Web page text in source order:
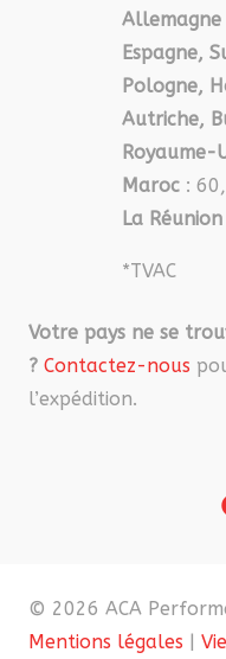
Allemagne
Espagne,
Pologne,
Autriche,
Royaume-
Maroc :
La Réunion
*TVAC
Votre pays ne se
? Contactez-nous
l’expédition.
© 2026 ACA
Mentions légales